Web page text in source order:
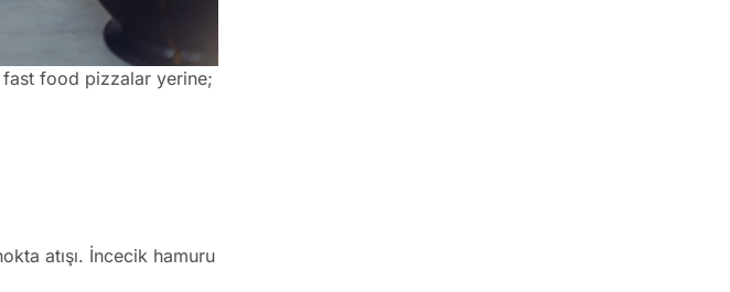
fast food pizzalar yerine;
atışı. İncecik hamuru